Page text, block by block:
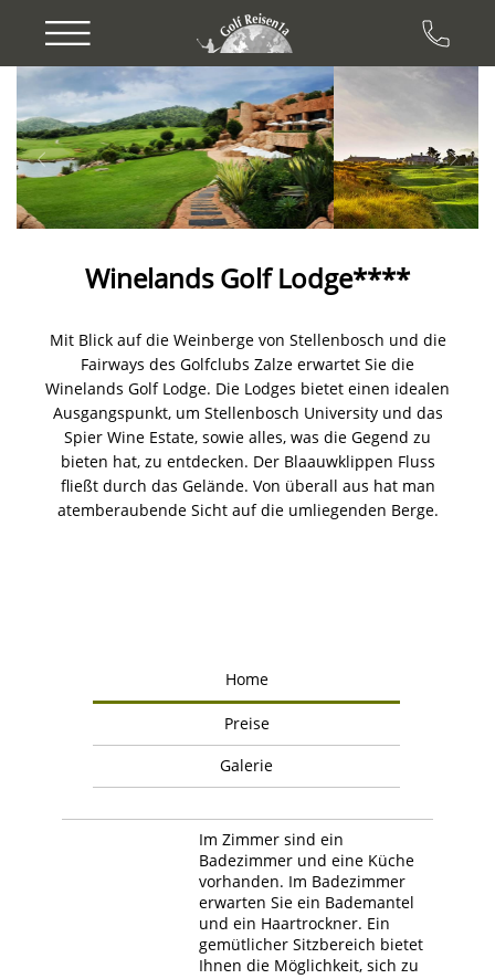
Previous Next
Winelands Golf Lodge****
Mit Blick auf die Weinberge von Stellenbosch und die
Fairways des Golfclubs Zalze erwartet Sie die
Winelands Golf Lodge. Die Lodges bietet einen idealen
Ausgangspunkt, um Stellenbosch University und das
Spier Wine Estate, sowie alles, was die Gegend zu
bieten hat, zu entdecken. Der Blaauwklippen Fluss
fließt durch das Gelände. Von überall aus hat man
atemberaubende Sicht auf die umliegenden Berge.
Home
Preise
Galerie
Im Zimmer sind ein
Badezimmer und eine Küche
vorhanden. Im Badezimmer
erwarten Sie ein Bademantel
und ein Haartrockner. Ein
gemütlicher Sitzbereich bietet
Ihnen die Möglichkeit, sich zu